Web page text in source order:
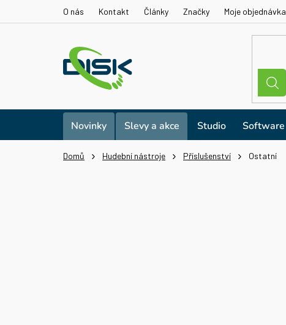
O nás Kontakt Články Značky Moje objednávka
Novinky Slevy a akce Studio Software
Domů Hudební nástroje Příslušenství Ostatní